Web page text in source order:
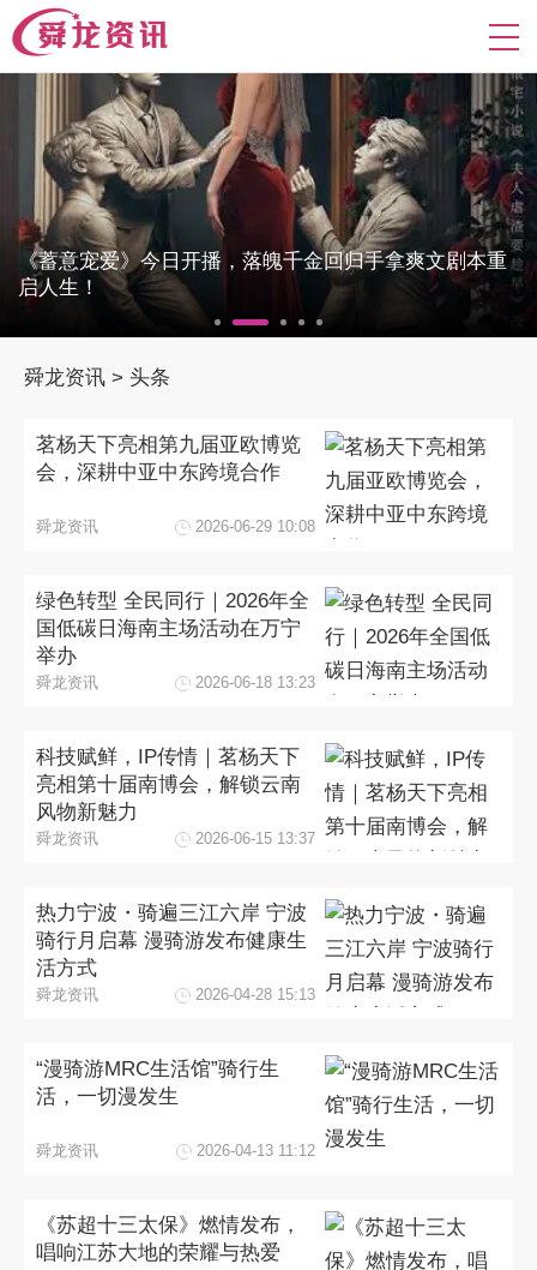
《蓄意宠爱》今日开播，落魄千金回归手拿爽文剧本重
启人生！
舜龙资讯 > 头条
茗杨天下亮相第九届亚欧博览
会，深耕中亚中东跨境合作
舜龙资讯 2026-06-29 10:08
绿色转型 全民同行｜2026年全
国低碳日海南主场活动在万宁
举办
舜龙资讯 2026-06-18 13:23
科技赋鲜，IP传情｜茗杨天下
亮相第十届南博会，解锁云南
风物新魅力
舜龙资讯 2026-06-15 13:37
热力宁波・骑遍三江六岸 宁波
骑行月启幕 漫骑游发布健康生
活方式
舜龙资讯 2026-04-28 15:13
“漫骑游MRC生活馆”骑行生
活，一切漫发生
舜龙资讯 2026-04-13 11:12
《苏超十三太保》燃情发布，
唱响江苏大地的荣耀与热爱